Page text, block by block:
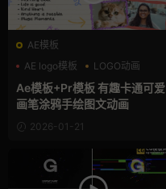
AE模板
AE logo模板
LOGO动画
PR基本图形
Ae模板+Pr模板 有趣卡通可爱
画笔涂鸦手绘图文动画
2026-01-21